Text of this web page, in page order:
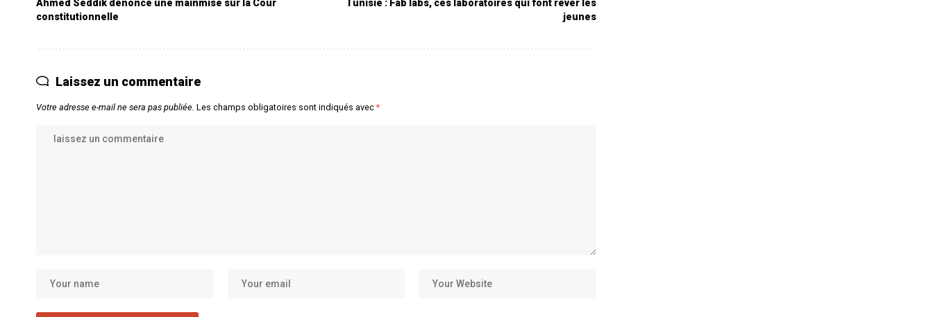
Ahmed Seddik dénonce une mainmise sur la Cour
constitutionnelle
Tunisie : Fab labs, ces laboratoires qui font rêver les
jeunes
Laissez un commentaire
Votre adresse e-mail ne sera pas publiée. Les champs obligatoires sont indiqués avec*